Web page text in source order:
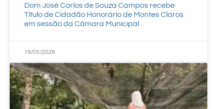
Dom José Carlos de Souza Campos recebe
Título de Cidadão Honorário de Montes Claros
em sessão da Câmara Municipal
18/05/2026